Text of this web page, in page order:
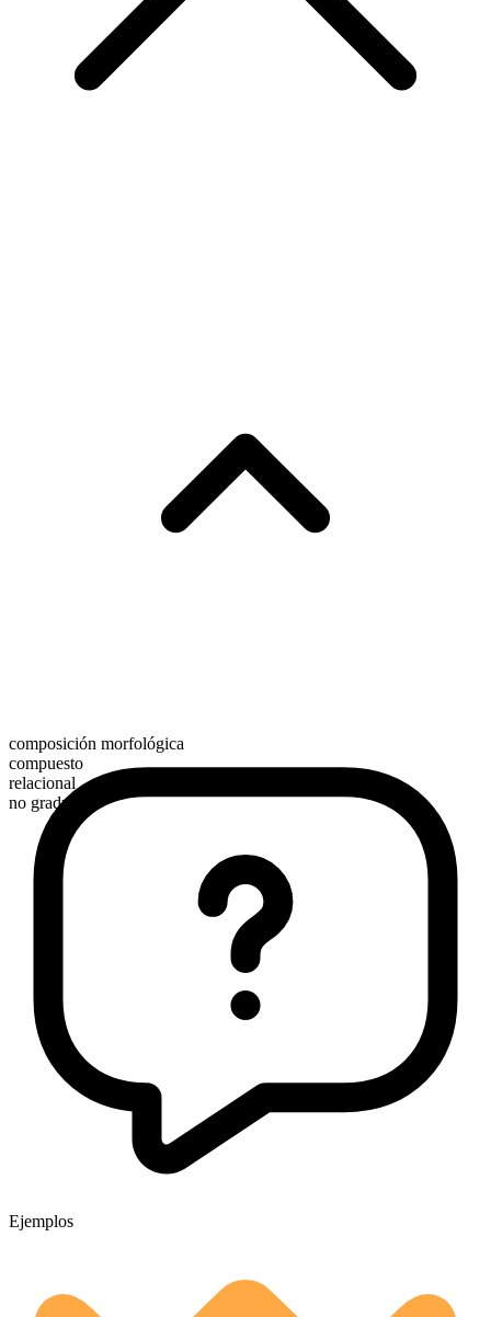
composición morfológica
compuesto
relacional
no graduable
Ejemplos